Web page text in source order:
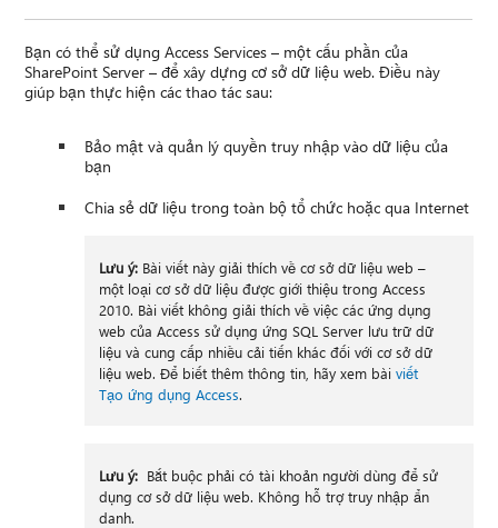
Bạn có thể sử dụng Access Services – một cấu phần của
SharePoint Server – để xây dựng cơ sở dữ liệu web. Điều này
giúp bạn thực hiện các thao tác sau:
Bảo mật và quản lý quyền truy nhập vào dữ liệu của
bạn
Chia sẻ dữ liệu trong toàn bộ tổ chức hoặc qua Internet
Lưu ý: Bài viết này giải thích về cơ sở dữ liệu web –
một loại cơ sở dữ liệu được giới thiệu trong Access
2010. Bài viết không giải thích về việc các ứng dụng
web của Access sử dụng ứng SQL Server lưu trữ dữ
liệu và cung cấp nhiều cải tiến khác đối với cơ sở dữ
liệu web. Để biết thêm thông tin, hãy xem bài viết
Tạo ứng dụng Access.
Lưu ý: Bắt buộc phải có tài khoản người dùng để sử
dụng cơ sở dữ liệu web. Không hỗ trợ truy nhập ẩn
danh.